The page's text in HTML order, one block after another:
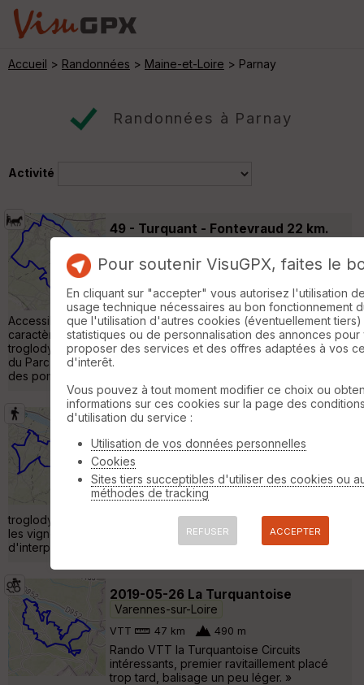
Accueil > Randonnées > Maine-et-Loire > Parnay
Randonnées à Parnay
Activité
49 - Turquant - Fontevraud 22 km.
22 km
Cet itinéraire fait partie de la collection de
EquiLiberté : http://www.equiliberte.org
Accessible Aux Attelages TURQUANT: "petite cité de
caractère", village métiers d'art, l'un des plus beau ensemble
troglodytiques, aux ruelles pittoresques, sentier d'interprétation
du Parc Naturel Régional Maine Anjou Touraine de 4km, musée
des pommes tapées, vitraux contemporains à l'églis »
Au Pays du Tuffeau
Randonnée Pédestre 21 km 190 m
Belle randonnée au départ de Turquant
avec, en plus, un réel intérêt culturel. De très
beaux paysages, un patrimoine bâti
troglodytes et les caves d'extraction avant une remontée dans
les vignobles réputés. Le circuit emprunte des sentiers
d'interprétation avec de nombreuses explications. »
2019-05-26 La Turquantoise
Varennes-sur-Loire
VTT 47 km 490 m
Rando VTT la Turquantoise Circuits
intéressants, premier ravitaillement placé
trop tard, balisage un peu léger. »
Pour soutenir VisuGPX, faites le
En cliquant sur "accepter" vous autorisez l'utilisation
usage technique nécessaires au bon fonctionnement
que l'utilisation d'autres cookies (éventuellement
statistiques ou de personnalisation des annonces pour
proposer des services et des offres adaptées à vos
d'interêt.
Vous pouvez à tout moment modifier ce choix ou
informations sur ces cookies sur la page des
d'utilisation du service :
Utilisation de vos données personnelles
Cookies
Sites tiers succeptibles d'utiliser des cookies ou
méthodes de tracking
REFUSER ACCEPTER